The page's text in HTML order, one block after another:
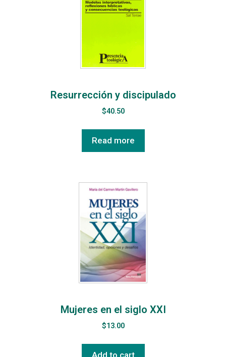
Resurrección y discipulado
$40.50
Read more
Mujeres en el siglo XXI
$13.00